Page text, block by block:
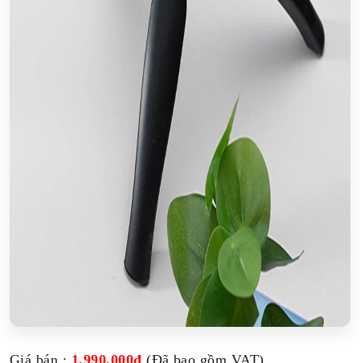
Giá bán : 1,990,000đ (Đã bao gồm VAT)